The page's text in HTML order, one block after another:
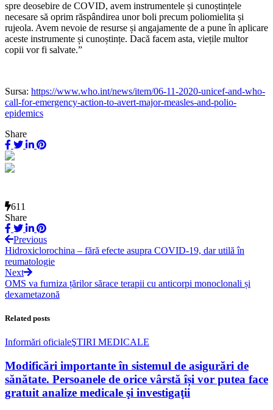
spre deosebire de COVID, avem instrumentele și cunoștințele
necesare să oprim răspândirea unor boli precum poliomielita și
rujeola. Avem nevoie de resurse și angajamente de a pune în aplicare
aceste instrumente și cunoștințe. Dacă facem asta, viețile multor
copii vor fi salvate.”
Sursa: https://www.who.int/news/item/06-11-2020-unicef-and-who-
call-for-emergency-action-to-avert-major-measles-and-polio-
epidemics
Share
611
Share
Previous
Hidroxiclorochina – fără efecte asupra COVID-19, dar utilă în
reumatologie
Next
OMS va furniza țărilor sărace terapii cu anticorpi monoclonali și
dexametazonă
Related posts
Informări oficialeŞTIRI MEDICALE
Modificări importante în sistemul de asigurări de
sănătate. Persoanele de orice vârstă își vor putea face
gratuit analize medicale şi investigaţii